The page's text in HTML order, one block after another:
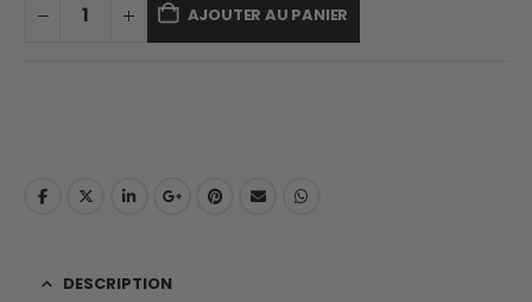
AJOUTER AU PANIER
DESCRIPTION